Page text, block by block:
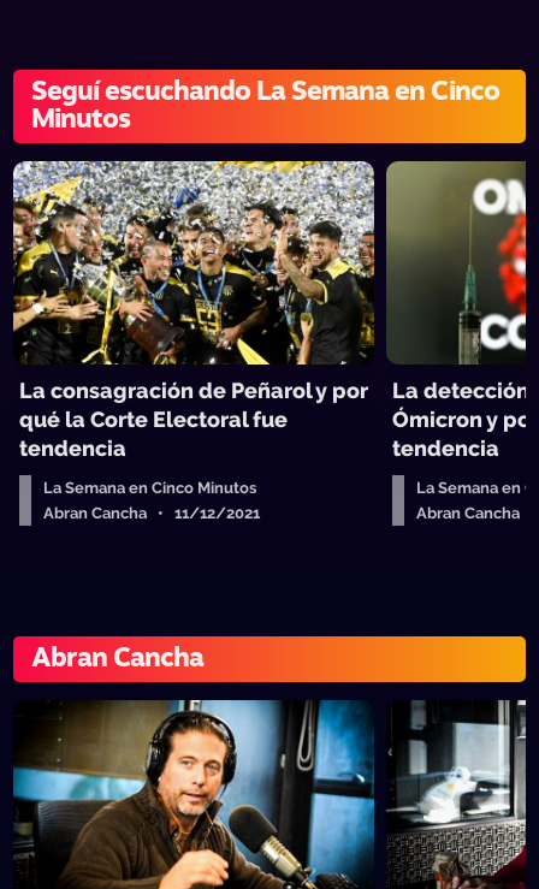
Seguí escuchando La Semana en Cinco
Minutos
La consagración de Peñarol y por
qué la Corte Electoral fue
tendencia
La Semana en Cinco Minutos
Abran Cancha • 11/12/2021
La detección
Ómicron y
tendencia
La Semana en
Abran Cancha
Abran Cancha